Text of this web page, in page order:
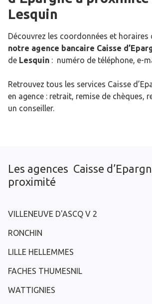
Lesquin
Découvrez les coordonnées et horaires
notre agence bancaire Caisse
de Lesquin : numéro de téléphone, e-
Retrouvez tous les services Caisse
en agence : retrait, remise de chèques,
un conseiller.
Les agences Caisse
proximité
VILLENEUVE D'ASCQ V 2
RONCHIN
LILLE HELLEMMES
FACHES THUMESNIL
WATTIGNIES